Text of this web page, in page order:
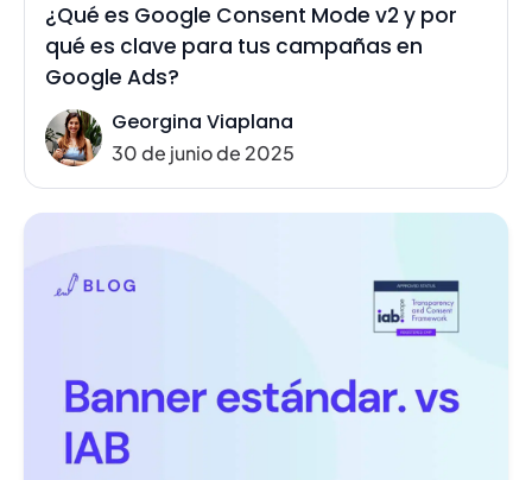
¿Qué es Google Consent Mode v2 y por
qué es clave para tus campañas en
Google Ads?
Georgina Viaplana
30 de junio de 2025